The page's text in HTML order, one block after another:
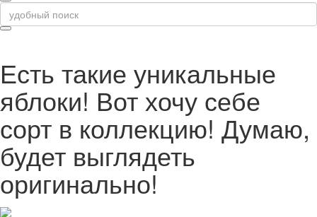
Есть такие уникальные
яблоки! Вот хочу себе
сорт в коллекцию! Думаю,
будет выглядеть
оригинально!